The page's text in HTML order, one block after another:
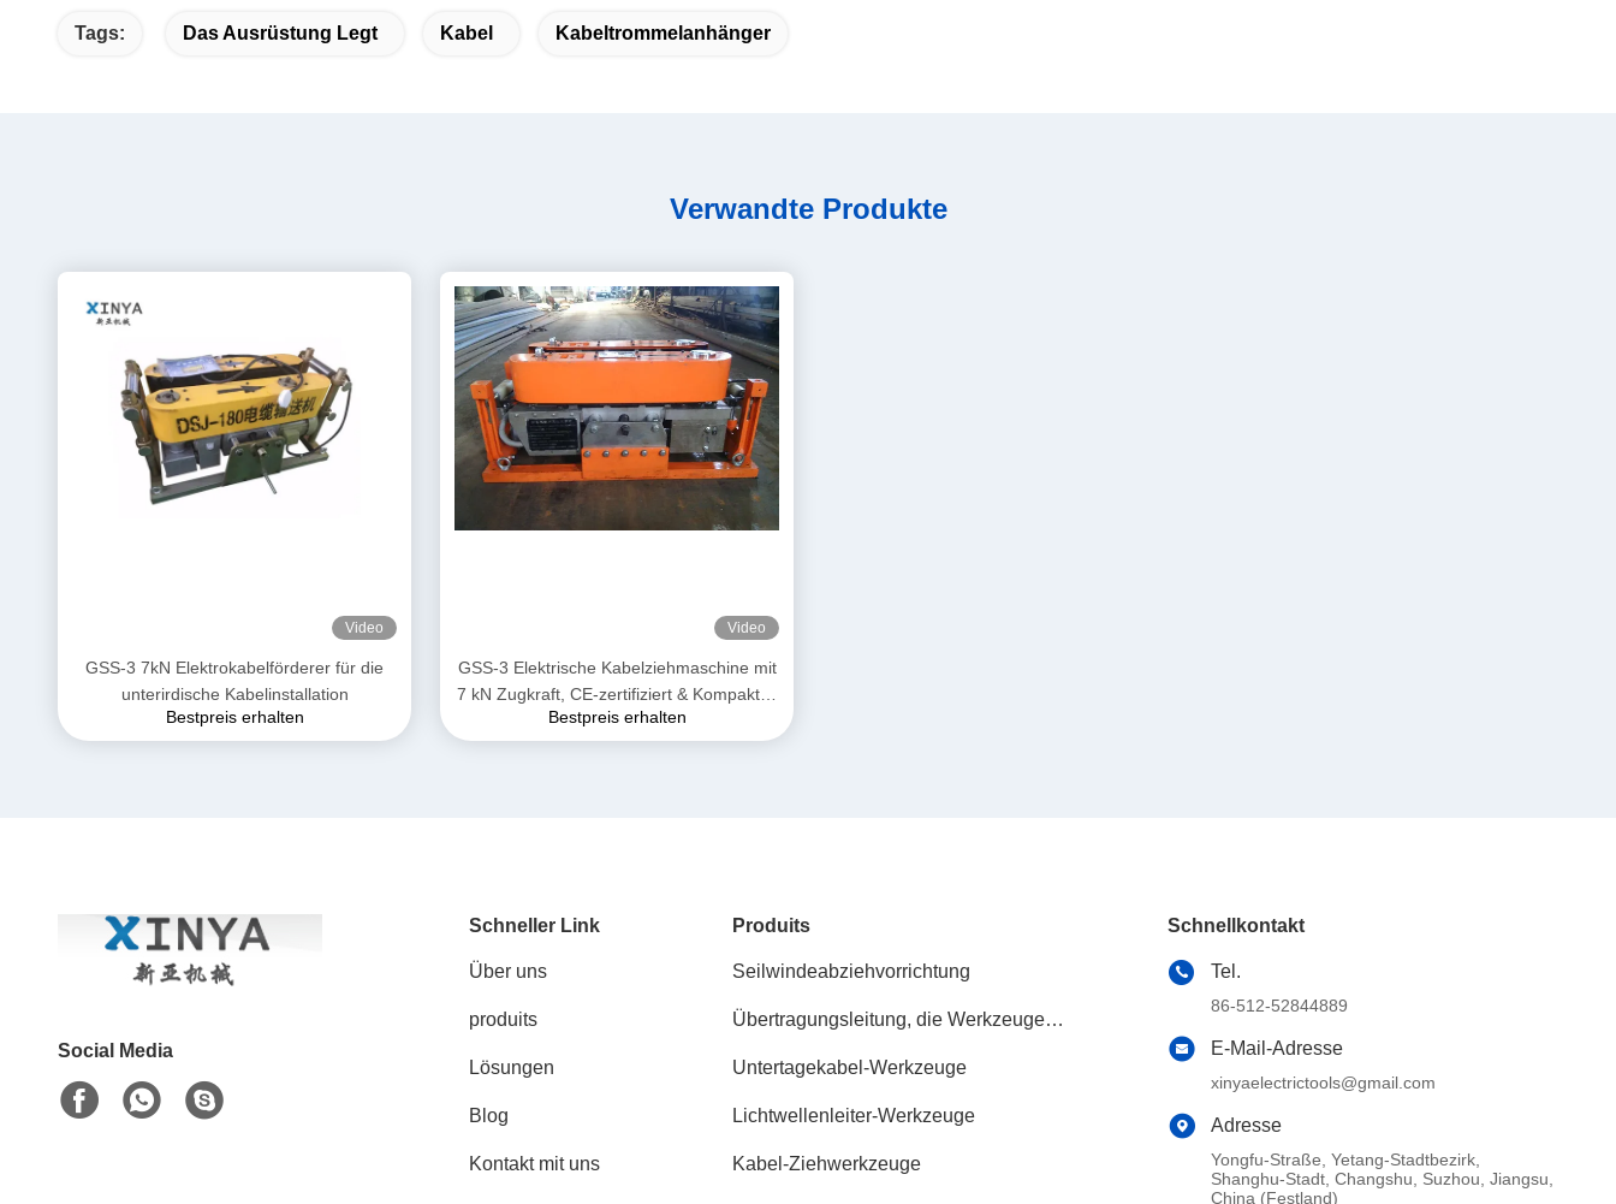
Tags: Das Ausrüstung Legt Kabel Kabeltrommelanhänger
Verwandte Produkte
Video
GSS-3 7kN Elektrokabelförderer für die
unterirdische Kabelinstallation
Bestpreis erhalten
Video
GSS-3 Elektrische Kabelziehmaschine mit
7 kN Zugkraft, CE-zertifiziert & Kompaktes
Design für die Verlegung von
Unterirdischen Stromkabeln
Bestpreis erhalten
Social Media
Schneller Link
Über uns
produits
Lösungen
Blog
Kontakt mit uns
Produits
Seilwindeabziehvorrichtung
Übertragungsleitung, die Werkzeuge
Untertagekabel-Werkzeuge
Lichtwellenleiter-Werkzeuge
Kabel-Ziehwerkzeuge
Schnellkontakt
Tel.
86-512-52844889
E-Mail-Adresse
xinyaelectrictools@gmail.com
Adresse
Yongfu-Straße, Yetang-Stadtbezirk,
Shanghu-Stadt, Changshu, Suzhou, Jiangsu,
China (Festland)